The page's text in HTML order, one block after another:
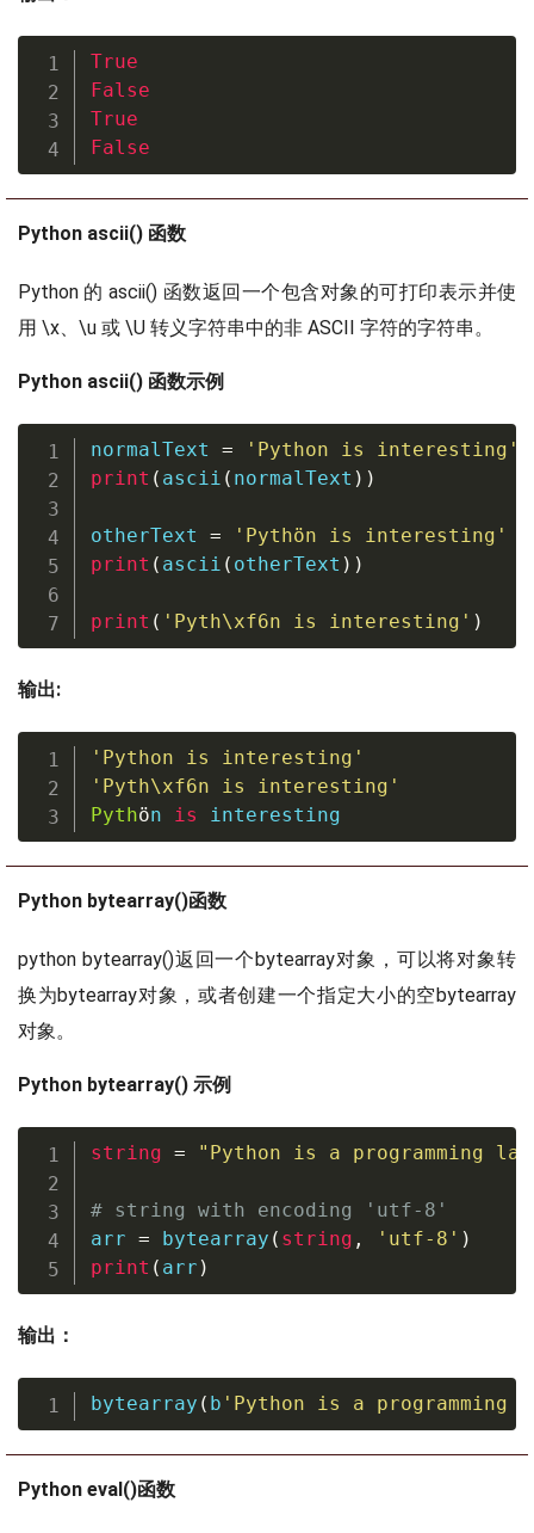
True
False
True
False
Python ascii() 函数
Python 的 ascii() 函数返回一个包含对象的可打印表示并使
用 \x、\u 或 \U 转义字符串中的非 ASCII 字符的字符串。
Python ascii() 函数示例
normalText =
'Python is interesting'
print ( ascii ( normalText ) )
otherText =
'Pythön is interesting'
print ( ascii ( otherText ) )
print ( 'Pyth\xf6n is interesting' )
输出:
'Python is interesting'
'Pyth\xf6n is interesting'
Pythön is interesting
Python bytearray()函数
python bytearray()返回一个bytearray对象，可以将对象转
换为bytearray对象，或者创建一个指定大小的空bytearray
对象。
Python bytearray() 示例
string = "Python is a programming
# string with encoding 'utf-8'
arr = bytearray ( string , 'utf-8' )
print ( arr )
输出：
bytearray ( b 'Python is a programming
Python eval()函数